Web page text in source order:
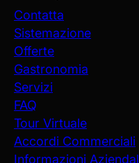
Contatta
Sistemazione
Offerte
Gastronomia
Servizi
FAQ
Tour Virtuale
Accordi Commerciali
Informazioni